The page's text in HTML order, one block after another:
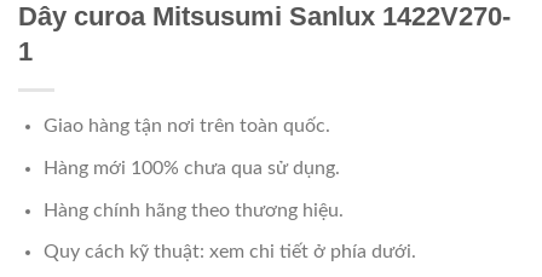
Dây curoa Mitsusumi Sanlux 1422V270-
1
Giao hàng tận nơi trên toàn quốc.
Hàng mới 100% chưa qua sử dụng.
Hàng chính hãng theo thương hiệu.
Quy cách kỹ thuật: xem chi tiết ở phía dưới.